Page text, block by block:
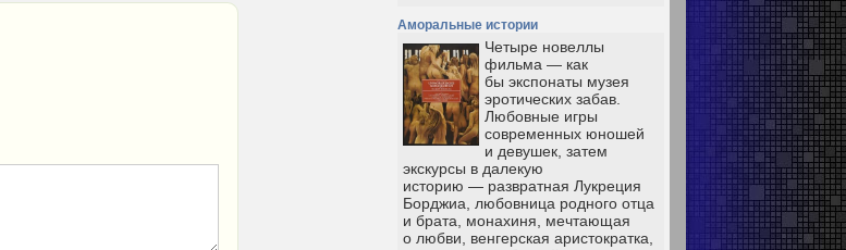
Аморальные истории
Четыре новеллы
фильма — как
бы экспонаты музея
эротических забав.
Любовные игры
современных юношей
и девушек, затем
экскурсы в далекую
историю — развратная Лукреция
Борджиа, любовница родного отца
и брата, монахиня, мечтающая
о любви, венгерская аристократка,